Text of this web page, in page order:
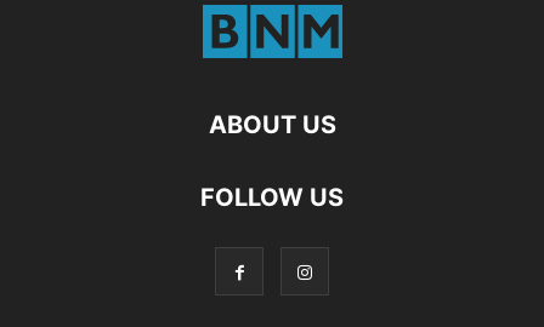
ABOUT US
FOLLOW US